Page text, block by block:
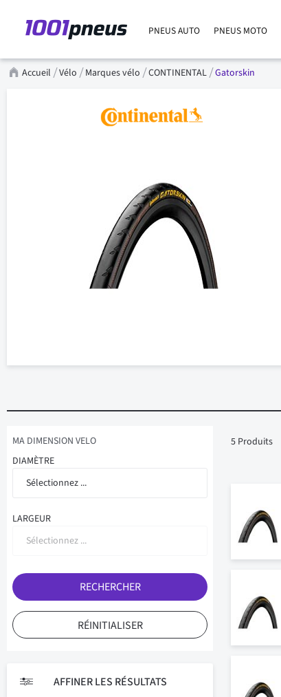
PNEUS AUTO PNEUS MOTO
Accueil Vélo Marques vélo CONTINENTAL Gatorskin
5 Produits
MA DIMENSION VELO
DIAMÈTRE
Sélectionnez ...
LARGEUR
Sélectionnez ...
RÉINITIALISER
RECHERCHER
AFFINER LES RÉSULTATS